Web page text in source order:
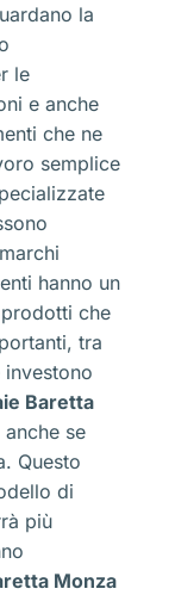
la
le
e anche
che ne
semplice
hanno un
che
tra
Baretta
se
Questo
di
più
Monza